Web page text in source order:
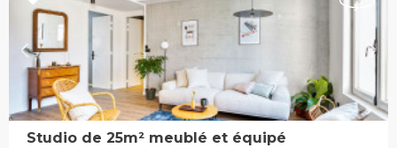
Studio de 25m² meublé et équipé